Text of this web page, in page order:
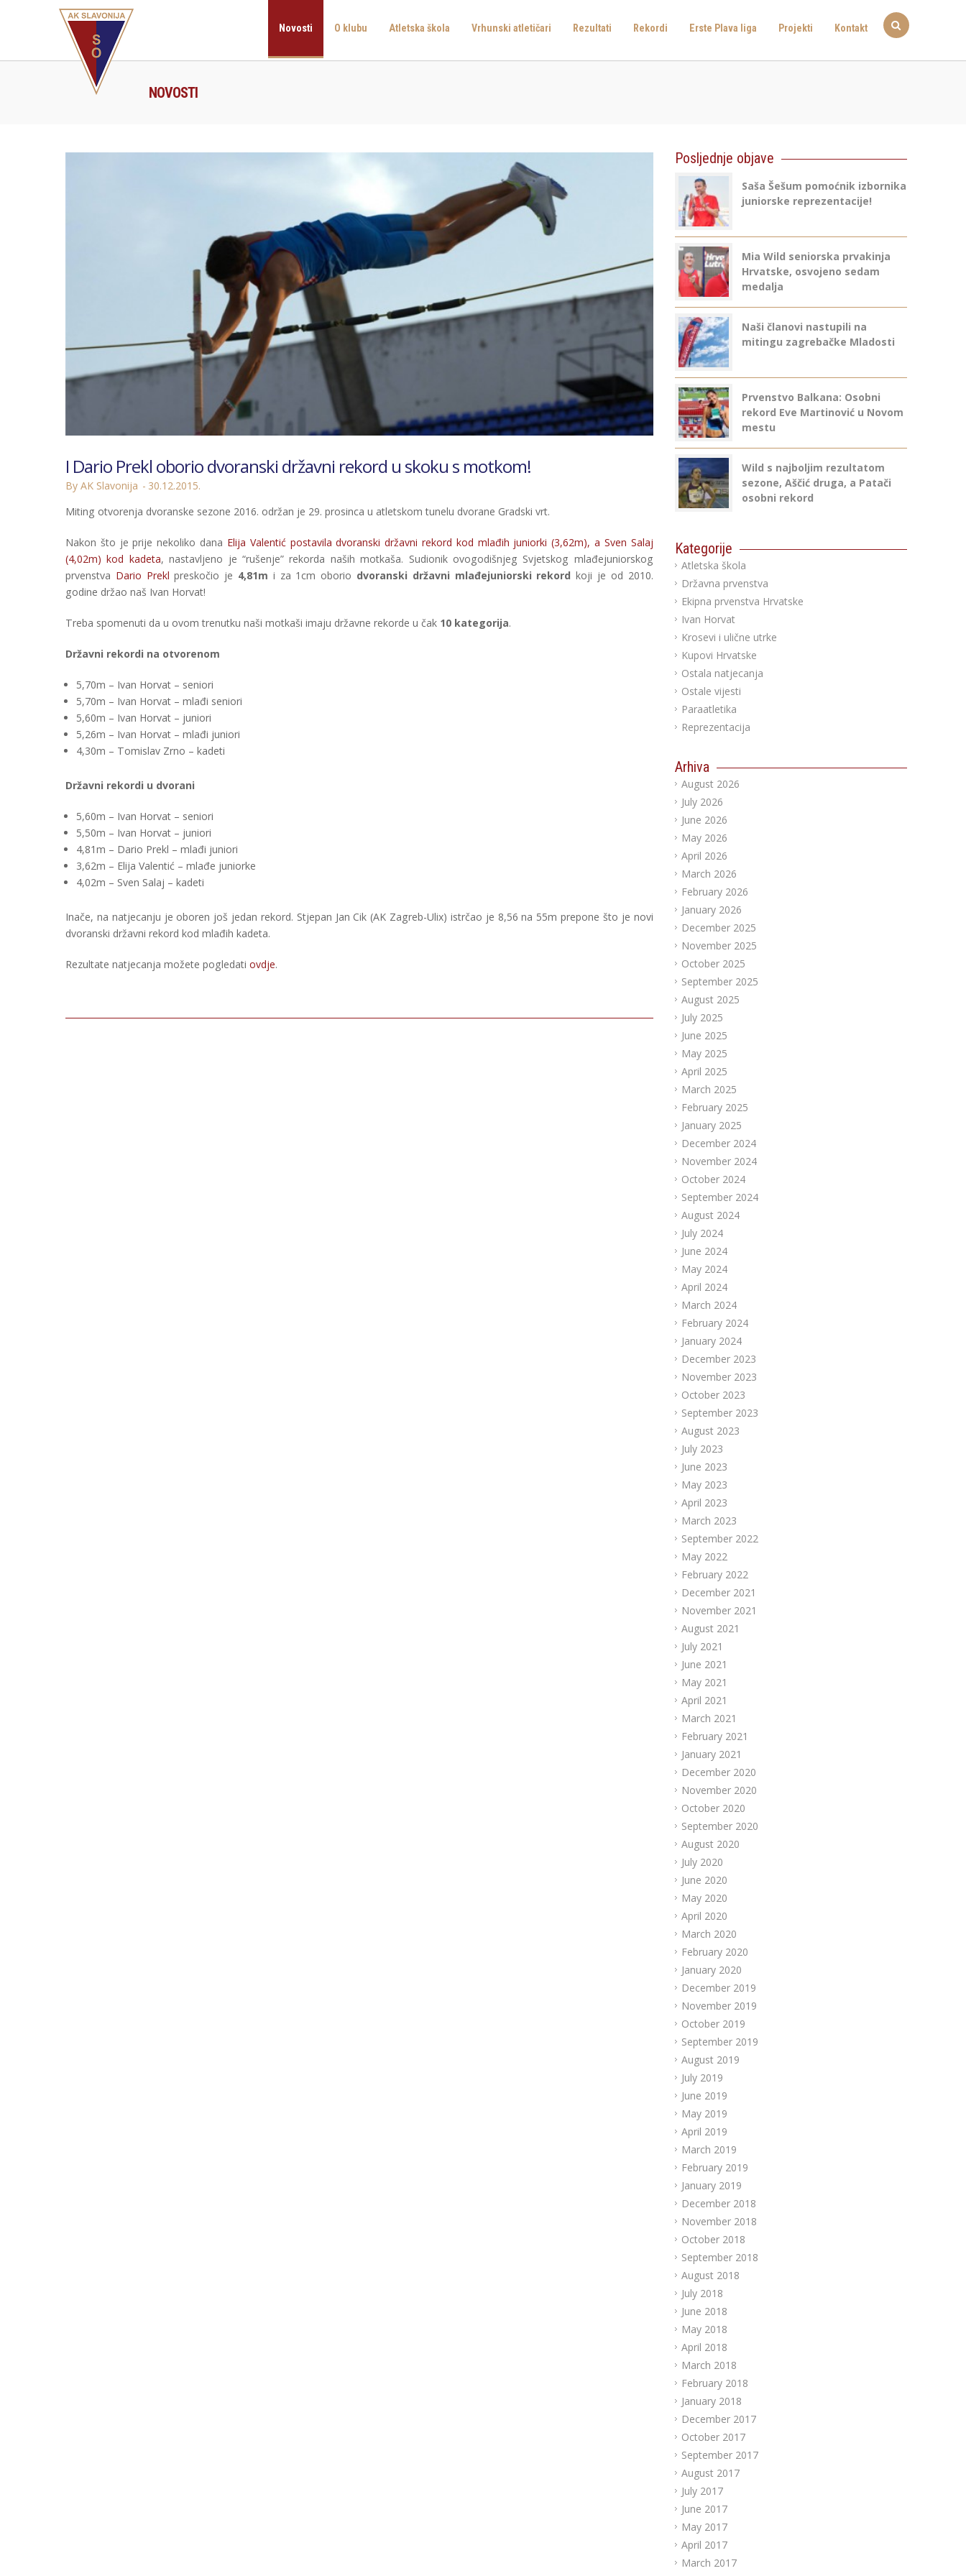
Novosti O klubu Atletska škola Vrhunski atletičari Rezultati Rekordi Erste Plava liga Projekti Kontakt
NOVOSTI
I Dario Prekl oborio dvoranski državni rekord u skoku s motkom!
By AK Slavonija
30.12.2015.
Miting otvorenja dvoranske sezone 2016. održan je 29. prosinca u atletskom tunelu dvorane Gradski vrt.
Nakon što je prije nekoliko dana Elija Valentić postavila dvoranski državni rekord kod mlađih juniorki (3,62m), a Sven Salaj
(4,02m) kod kadeta, nastavljeno je “rušenje” rekorda naših motkaša. Sudionik ovogodišnjeg Svjetskog mlađejuniorskog
prvenstva Dario Prekl preskočio je 4,81m i za 1cm oborio dvoranski državni mlađejuniorski rekord koji je od 2010.
godine držao naš Ivan Horvat!
Treba spomenuti da u ovom trenutku naši motkaši imaju državne rekorde u čak 10 kategorija.
Državni rekordi na otvorenom
5,70m – Ivan Horvat – seniori
5,70m – Ivan Horvat – mlađi seniori
5,60m – Ivan Horvat – juniori
5,26m – Ivan Horvat – mlađi juniori
4,30m – Tomislav Zrno – kadeti
Državni rekordi u dvorani
5,60m – Ivan Horvat – seniori
5,50m – Ivan Horvat – juniori
4,81m – Dario Prekl – mlađi juniori
3,62m – Elija Valentić – mlađe juniorke
4,02m – Sven Salaj – kadeti
Inače, na natjecanju je oboren još jedan rekord. Stjepan Jan Cik (AK Zagreb-Ulix) istrčao je 8,56 na 55m prepone što je novi
dvoranski državni rekord kod mlađih kadeta.
Rezultate natjecanja možete pogledati ovdje.
Posljednje objave
Saša Šešum pomoćnik izbornika
juniorske reprezentacije!
Mia Wild seniorska prvakinja
Hrvatske, osvojeno sedam
medalja
Naši članovi nastupili na
mitingu zagrebačke Mladosti
Prvenstvo Balkana: Osobni
rekord Eve Martinović u Novom
mestu
Wild s najboljim rezultatom
sezone, Aščić druga, a Patači
osobni rekord
Kategorije
Atletska škola
Državna prvenstva
Ekipna prvenstva Hrvatske
Ivan Horvat
Krosevi i ulične utrke
Kupovi Hrvatske
Ostala natjecanja
Ostale vijesti
Paraatletika
Reprezentacija
Arhiva
August 2026
July 2026
June 2026
May 2026
April 2026
March 2026
February 2026
January 2026
December 2025
November 2025
October 2025
September 2025
August 2025
July 2025
June 2025
May 2025
April 2025
March 2025
February 2025
January 2025
December 2024
November 2024
October 2024
September 2024
August 2024
July 2024
June 2024
May 2024
April 2024
March 2024
February 2024
January 2024
December 2023
November 2023
October 2023
September 2023
August 2023
July 2023
June 2023
May 2023
April 2023
March 2023
September 2022
May 2022
February 2022
December 2021
November 2021
August 2021
July 2021
June 2021
May 2021
April 2021
March 2021
February 2021
January 2021
December 2020
November 2020
October 2020
September 2020
August 2020
July 2020
June 2020
May 2020
April 2020
March 2020
February 2020
January 2020
December 2019
November 2019
October 2019
September 2019
August 2019
July 2019
June 2019
May 2019
April 2019
March 2019
February 2019
January 2019
December 2018
November 2018
October 2018
September 2018
August 2018
July 2018
June 2018
May 2018
April 2018
March 2018
February 2018
January 2018
December 2017
October 2017
September 2017
August 2017
July 2017
June 2017
May 2017
April 2017
March 2017